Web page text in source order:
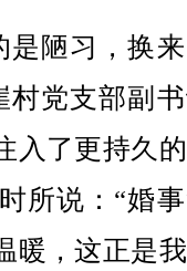
陋习，换来
村党支部副
入了更持久
所说：“婚
暖，这正是